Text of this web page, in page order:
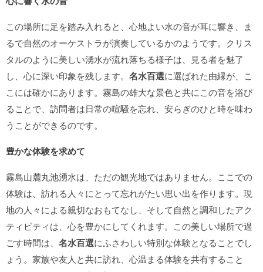
この場所に足を踏み入れると、心地よい水の音が耳に響き、ま
るで自然のオーケストラが演奏しているかのようです。クリス
タルのように美しい湧水が流れ落ちる様子は、見る者を魅了
し、心に深い印象を残します。 名水百選に選ばれた由縁が、こ
こには確かにあります。霧島の雄大な景色と共にこの音を浴び
ることで、訪問者は日常の喧騒を忘れ、安らぎのひと時を味わ
うことができるのです。
豊かな体験を求めて
霧島山麓丸池湧水は、ただの観光地ではありません。ここでの
体験は、訪れる人々にとって忘れがたい思い出を作ります。現
地の人々による親切なおもてなし、そして自然と調和したアク
ティビティは、心を豊かにしてくれます。この美しい場所で過
ごす時間は、 名水百選にふさわしい特別な体験となることでし
ょう。家族や友人と共に訪れ、心温まる体験を共有すること